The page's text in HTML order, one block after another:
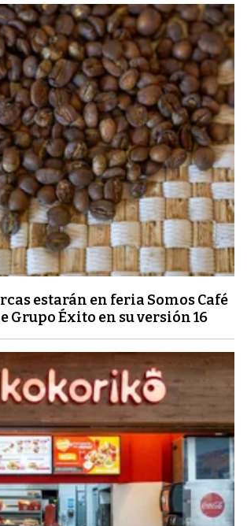
estarán en feria Somos Café
Grupo Éxito en su versión 16